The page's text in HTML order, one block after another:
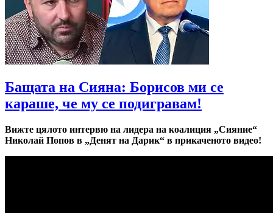
Бащата на Сияна: Борисов ми се
караше, че му се подигравам!
Вижте цялото интервю на лидера на коалиция „Сияние“
Николай Попов в „Денят на Дарик“ в прикаченото видео!